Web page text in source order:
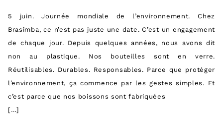
5 juin. Journée mondiale de l’environnement. Chez
Brasimba, ce n’est pas juste une date. C’est un engagement
de chaque jour. Depuis quelques années, nous avons dit
non au plastique. Nos bouteilles sont en verre.
Réutilisables. Durables. Responsables. Parce que protéger
l’environnement, ça commence par les gestes simples. Et
c’est parce que nos boissons sont fabriquées
[…]